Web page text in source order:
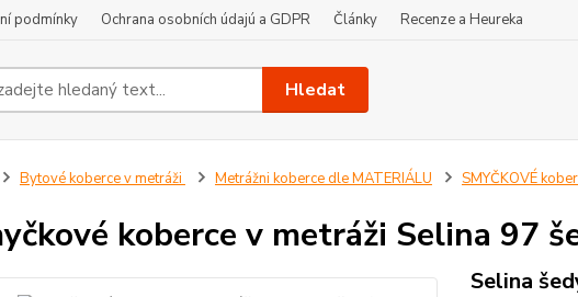
podmínky Ochrana osobních údajú a GDPR Články Recenze a Heureka
Hledat
Bytové koberce v metráži Metrážni koberce dle MATERIÁLU SMYČKOVÉ
koberce v metráži Selina 97
Selina